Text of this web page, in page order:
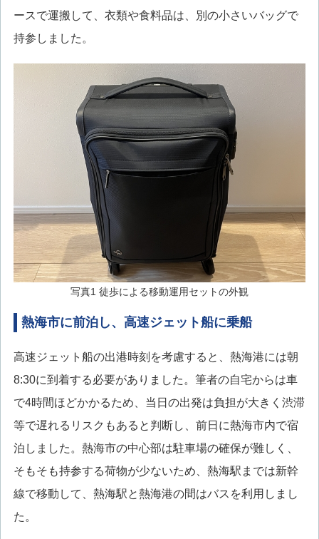
ースで運搬して、衣類や食料品は、別の小さいバッグで
持参しました。
写真1 徒歩による移動運用セットの外観
熱海市に前泊し、高速ジェット船に乗船
高速ジェット船の出港時刻を考慮すると、熱海港には朝
8:30に到着する必要がありました。筆者の自宅からは車
で4時間ほどかかるため、当日の出発は負担が大きく渋滞
等で遅れるリスクもあると判断し、前日に熱海市内で宿
泊しました。熱海市の中心部は駐車場の確保が難しく、
そもそも持参する荷物が少ないため、熱海駅までは新幹
線で移動して、熱海駅と熱海港の間はバスを利用しまし
た。